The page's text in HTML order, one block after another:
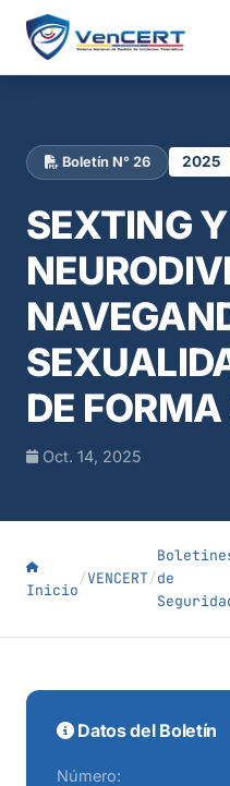
Boletín N° 26 2025
SEXTING Y
DE
Oct. 14, 2025
Inicio
/VENCERT/de
Datos del Boletín
Número: